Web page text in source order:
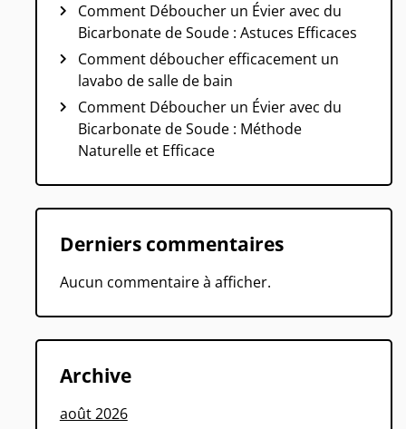
Comment Déboucher un Évier avec du
Bicarbonate de Soude : Astuces Efficaces
Comment déboucher efficacement un
lavabo de salle de bain
Comment Déboucher un Évier avec du
Bicarbonate de Soude : Méthode
Naturelle et Efficace
Derniers commentaires
Aucun commentaire à afficher.
Archive
août 2026